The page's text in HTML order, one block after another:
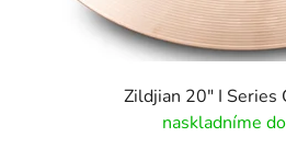
Zildjian 20" I Series
naskladníme